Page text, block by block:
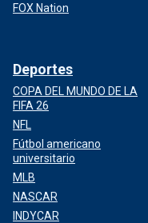
FOX Nation
Deportes
COPA DEL MUNDO DE LA
FIFA 26
NFL
Fútbol americano
universitario
MLB
NASCAR
INDYCAR